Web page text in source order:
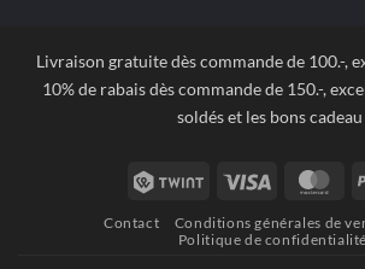
Livraison gratuite dès commande de 100.-,
10% de rabais dès commande de 150.-,
soldés et les bons cadeau
Twint Visa
Contact
Conditions générales de
Politique de confidentialité